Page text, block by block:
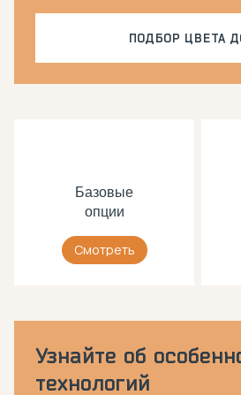
ПОДБОР ЦВЕТА
Базовые
опции
Смотреть
Узнайте об
технологий